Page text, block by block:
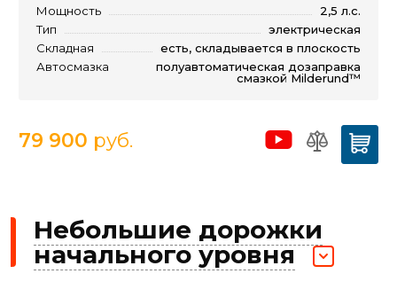
Мощность
2,5 л.с.
Тип
электрическая
Складная
есть, складывается в плоскость
Автосмазка
полуавтоматическая дозаправка
смазкой Milderund™
79 900 руб.
Небольшие дорожки
начального уровня